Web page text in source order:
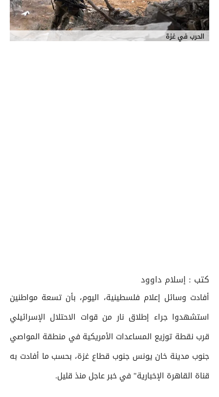
الحرب في غزة
كتب : إسلام داوود
أفادت وسائل إعلام فلسطينية، اليوم، بأن تسعة مواطنين
استشهدوا جراء إطلاق نار من قوات الاحتلال الإسرائيلي
قرب نقطة توزيع المساعدات الأمريكية في منطقة المواصي
جنوب مدينة خان يونس جنوب قطاع غزة، بحسب ما أفادت به
قناة القاهرة الإخبارية" في خبر عاجل منذ قليل.